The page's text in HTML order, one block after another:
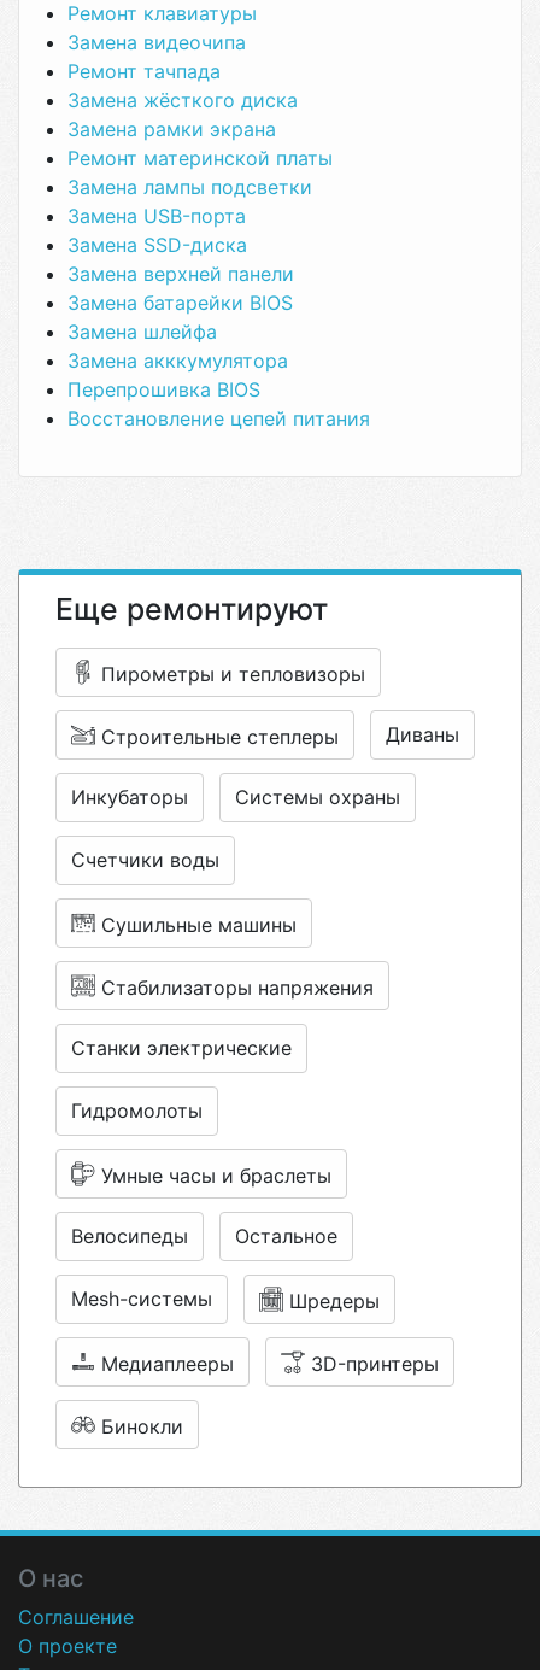
Ремонт клавиатуры
Замена видеочипа
Ремонт тачпада
Замена жёсткого диска
Замена рамки экрана
Ремонт материнской платы
Замена лампы подсветки
Замена USB-порта
Замена SSD-диска
Замена верхней панели
Замена батарейки BIOS
Замена шлейфа
Замена акккумулятора
Перепрошивка BIOS
Восстановление цепей питания
Еще ремонтируют
Пирометры и тепловизоры
Строительные степлеры Диваны
Инкубаторы Системы охраны
Счетчики воды
Сушильные машины
Стабилизаторы напряжения
Станки электрические
Гидромолоты
Умные часы и браслеты
Велосипеды Остальное
Mesh-системы Шредеры
Медиаплееры 3D-принтеры
Бинокли
О нас
Соглашение
О проекте